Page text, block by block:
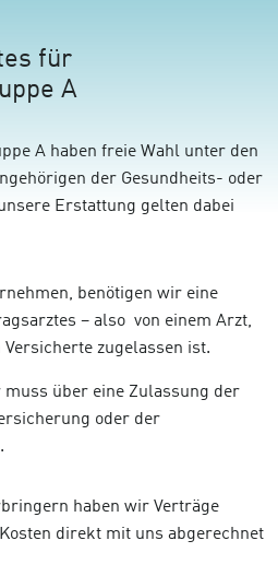
für
A
A haben freie Wahl unter den
der Gesundheits- oder
Erstattung gelten dabei
benötigen wir eine
– also von einem Arzt,
zugelassen ist.
über eine Zulassung der
oder der
haben wir Verträge
direkt mit uns abgerechnet